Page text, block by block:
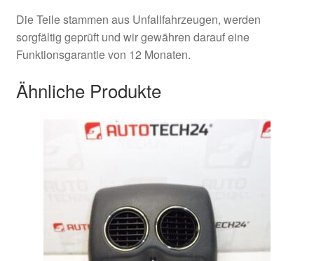
Die Teile stammen aus Unfallfahrzeugen, werden
sorgfältig geprüft und wir gewähren darauf eine
Funktionsgarantie von 12 Monaten.
Ähnliche Produkte